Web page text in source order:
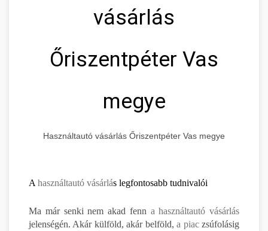
vásárlás
Őriszentpéter Vas
megye
Használtautó vásárlás Őriszentpéter Vas megye
A használtautó vásárlás legfontosabb tudnivalói
Ma már senki nem akad fenn a használtautó vásárlás
jelenségén. Akár külföld, akár belföld,a piaczsúfolásig